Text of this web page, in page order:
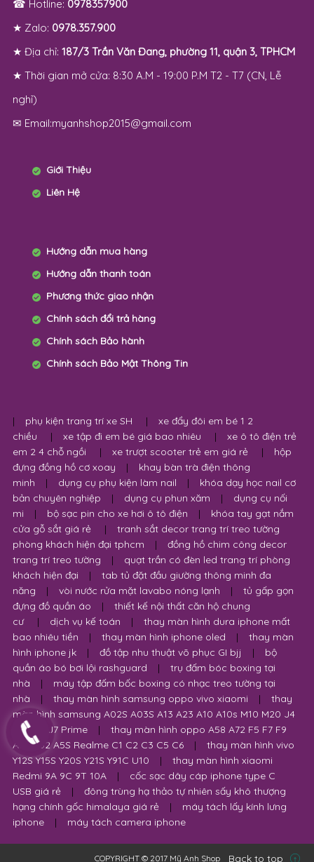
☎ Hotline: 0978357900
★ Zalo: 0978.357.900
★ Địa chỉ: 187/3 Trần Văn Đang, phường 11, quận 3, TPHCM
★ Thời gian mở cửa: 8:30 A.M - 19:00 P.M T2 - T7 (CN, Lễ
nghỉ)
✉ Email:myanhshop2015@gmail.com
Giới Thiệu
Liên Hệ
Hướng dẫn mua hàng
Hướng dẫn thanh toán
Phương thức giao nhận
Chính sách đổi trả hàng
Chính sách Bảo hành
Chính sách Bảo Mật Thông Tin
| phụ kiện trang trí xe SH |
xe đẩy đôi em bé 1 2
chiều
| xe tập đi em bé giá bao nhiêu |
xe ô tô điện trẻ
em 2 4 chỗ ngồi
| xe trượt scooter trẻ em giá rẻ |
hộp
đựng đồng hồ cơ xoay
|
khay bàn trà điện thông
minh
| dụng cụ phụ kiện làm nail |
khóa dạy học nail cơ
bản chuyên nghiệp
| dụng cụ phun xăm |
dụng cụ nối
mi
| bộ sạc pin cho xe hơi ô tô điện |
khóa tay gạt nắm
cửa gỗ sắt giá rẻ
|
tranh sắt decor trang trí treo tường
phòng khách hiện đại tphcm
|
đồng hồ chim công decor
trang trí treo tường
|
quạt trần có đèn led trang trí phòng
khách hiện đại
|
tab tủ đặt đầu giường thông minh đa
năng
| vòi nước rửa mặt lavabo nóng lạnh |
tủ gấp gọn
đựng đồ quần áo
|
thiết kế nội thất căn hộ chung
cư
| dịch vụ kế toán |
thay màn hình dura iphone mất
bao nhiêu tiền
| thay màn hình iphone oled |
thay màn
hình iphone jk
| đồ tập nhu thuật võ phục GI bjj |
bộ
quần áo bó bơi lội rashguard
|
trụ đấm bóc boxing tại
nhà
|
máy tập đấm bốc boxing có nhạc treo tường tại
nhà
| thay màn hình samsung oppo vivo xiaomi |
thay
màn hình samsung A02S A03S A13 A23 A10 A10s M10 M20 J4
J6 Plus J7 Prime
|
thay màn hình oppo A58 A72 F5 F7 F9
A53 A32 A5S Realme C1 C2 C3 C5 C6
|
thay màn hình vivo
Y12S Y15S Y20S Y21S Y91C U10
|
thay màn hình xiaomi
Redmi 9A 9C 9T 10A
|
cốc sạc dây cáp iphone type C
USB giá rẻ
|
đông trùng hạ thảo tự nhiên sấy khô thượng
hạng chính gốc himalaya giá rẻ
|
máy tách lấy kính lưng
iphone
| máy tách camera iphone
COPYRIGHT © 2017 Mỹ Anh Shop Back to top